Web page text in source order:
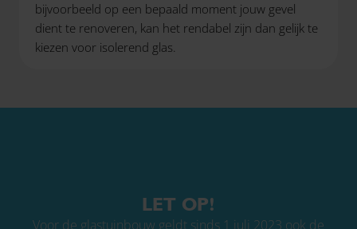
bijvoorbeeld op een bepaald moment jouw gevel
dient te renoveren, kan het rendabel zijn dan gelijk te
kiezen voor isolerend glas.
LET OP!
Voor de glastuinbouw geldt sinds 1 juli 2023 ook de